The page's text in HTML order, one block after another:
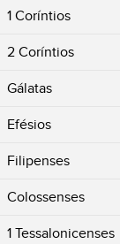
1 Coríntios
2 Coríntios
Gálatas
Efésios
Filipenses
Colossenses
1 Tessalonicenses